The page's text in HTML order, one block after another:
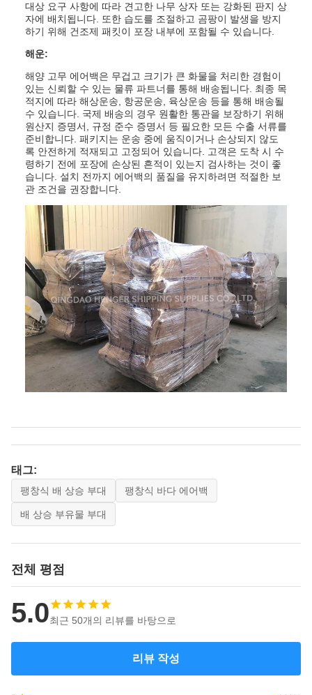
대상 요구 사항에 따라 견고한 나무 상자 또는 강화된 판지 상
자에 배치됩니다. 또한 습도를 조절하고 곰팡이 발생을 방지
하기 위해 건조제 패킷이 포장 내부에 포함될 수 있습니다.
해운:
해양 고무 에어백은 무겁고 크기가 큰 화물을 처리한 경험이
있는 신뢰할 수 있는 물류 파트너를 통해 배송됩니다. 최종 목
적지에 따라 해상운송, 항공운송, 육상운송 등을 통해 배송될
수 있습니다. 국제 배송의 경우 원활한 통관을 보장하기 위해
원산지 증명서, 규정 준수 증명서 등 필요한 모든 수출 서류를
준비합니다. 패키지는 운송 중에 움직이거나 손상되지 않도
록 안전하게 적재되고 고정되어 있습니다. 고객은 도착 시 수
령하기 전에 포장에 손상된 흔적이 있는지 검사하는 것이 좋
습니다. 설치 전까지 에어백의 품질을 유지하려면 적절한 보
관 조건을 권장합니다.
태그:
팽창식 배 상승 부대 팽창식 바다 에어백
배 상승 부유물 부대
전체 평점
5.0최근 50개의 리뷰를 바탕으로
리뷰 작성